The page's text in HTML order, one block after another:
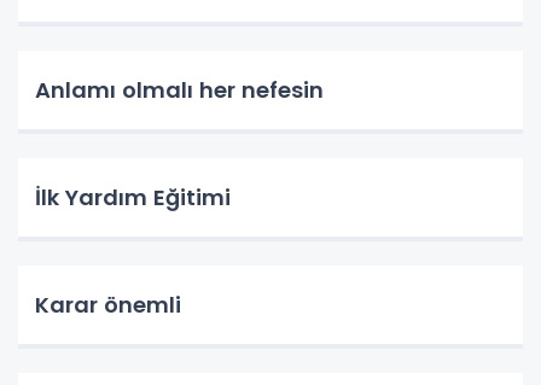
Anlamı olmalı her nefesin
İlk Yardım Eğitimi
Karar önemli